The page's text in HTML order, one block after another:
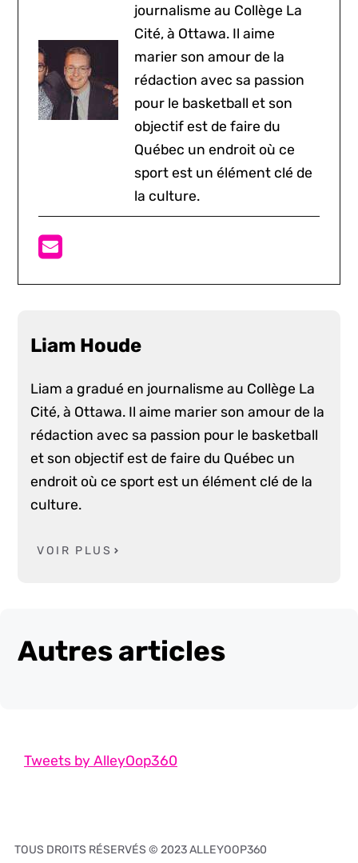
journalisme au Collège La
Cité, à Ottawa. Il aime
marier son amour de la
rédaction avec sa passion
pour le basketball et son
objectif est de faire du
Québec un endroit où ce
sport est un élément clé de
la culture.
Liam Houde
Liam a gradué en journalisme au Collège La
Cité, à Ottawa. Il aime marier son amour de la
rédaction avec sa passion pour le basketball
et son objectif est de faire du Québec un
endroit où ce sport est un élément clé de la
culture.
VOIR PLUS
Autres articles
Tweets by AlleyOop360
TOUS DROITS RÉSERVÉS © 2023 ALLEYOOP360